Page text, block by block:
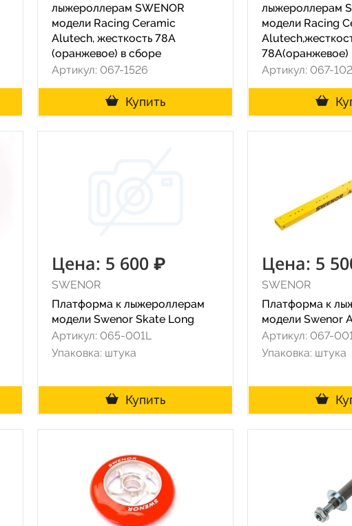
лыжероллерам SWENOR
модели Racing Ceramic
Alutech, жесткость 78A
(оранжевое) в сборе
Артикул: 067-1526
Купить
лыжероллерам
модели Racing
78A(оранжевое)
Артикул: 067-
Цена: 5 600 ₽
SWENOR
Платформа к лыжероллерам
модели Swenor Skate Long
Артикул: 065-001L
Упаковка: штука
Купить
Цена: 5
SWENOR
Платформа к
модели Swenor
Артикул: 067-
Упаковка: штука